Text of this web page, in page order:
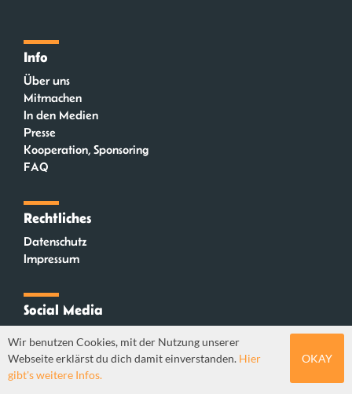
Info
Über uns
Mitmachen
In den Medien
Presse
Kooperation, Sponsoring
FAQ
Rechtliches
Datenschutz
Impressum
Social Media
Mastodon
Wir benutzen Cookies, mit der Nutzung unserer
Webseite erklärst du dich damit einverstanden. Hier
gibt's weitere Infos.
OKAY